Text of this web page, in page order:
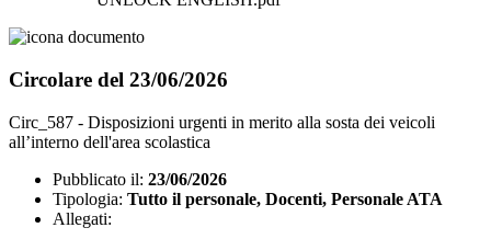
Circolare del 23/06/2026
Circ_587 - Disposizioni urgenti in merito alla sosta dei veicoli
all’interno dell'area scolastica
Pubblicato il: 23/06/2026
Tipologia: Tutto il personale, Docenti, Personale ATA
Allegati: